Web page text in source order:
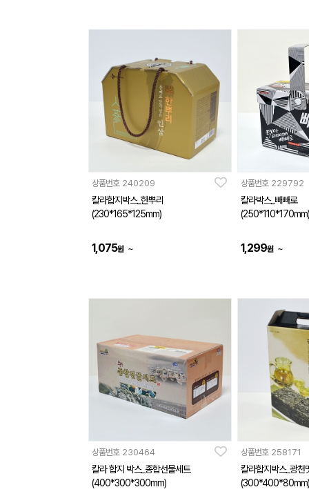
상품번호 240209
칼라합지박스_한뿌리
(230*165*125mm)
1,075원 ~
상품번호 229792
칼라박스_빼빼로
(250*110*170mm)
1,299원 ~
상품번호 230464
칼라 합지 박스_종합선물세트
(400*300*300mm)
상품번호 258171
칼라합지박스_광천
(300*400*80mm)